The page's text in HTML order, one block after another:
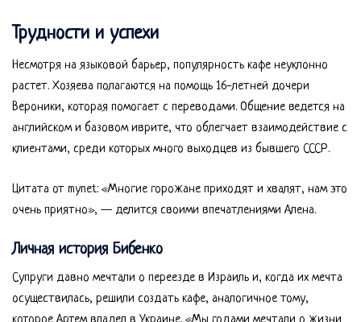
Трудности и успехи
Несмотря на языковой барьер, популярность кафе неуклонно
растет. Хозяева полагаются на помощь 16-летней дочери
Вероники, которая помогает с переводами. Общение ведется на
английском и базовом иврите, что облегчает взаимодействие с
клиентами, среди которых много выходцев из бывшего СССР.
Цитата от mynet: «Многие горожане приходят и хвалят, нам это
очень приятно», — делится своими впечатлениями Алена.
Личная история Бибенко
Супруги давно мечтали о переезде в Израиль и, когда их мечта
осуществилась, решили создать кафе, аналогичное тому,